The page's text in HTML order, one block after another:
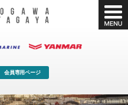
会員専用ページ